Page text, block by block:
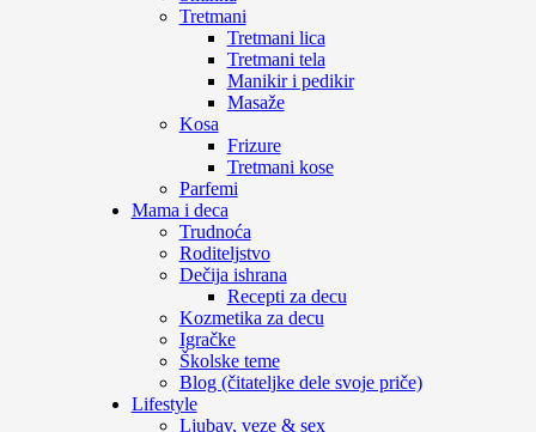
Tretmani
Tretmani lica
Tretmani tela
Manikir i pedikir
Masaže
Kosa
Frizure
Tretmani kose
Parfemi
Mama i deca
Trudnoća
Roditeljstvo
Dečija ishrana
Recepti za decu
Kozmetika za decu
Igračke
Školske teme
Blog (čitateljke dele svoje priče)
Lifestyle
Ljubav, veze & sex